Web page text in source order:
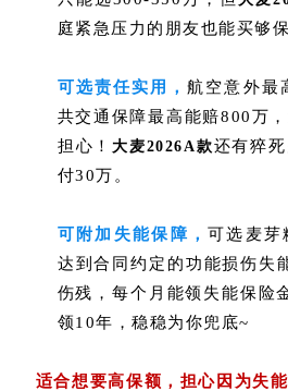
庭紧急压力的朋友也能买够
可选责任实用，航空意外最
共交通保障最高能赔800万
担心！大麦2026A款还有猝
付30万。
可附加失能保障，可选麦芽
达到合同约定的功能损伤失
伤残，每个月能领失能保险
领10年，稳稳为你兜底~
适合想要高保额，担心因为失